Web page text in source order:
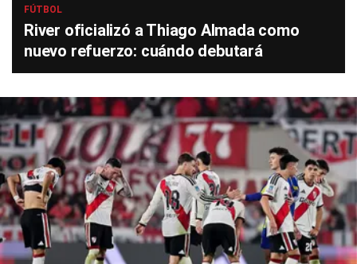
FÚTBOL
River oficializó a Thiago Almada como
nuevo refuerzo: cuándo debutará